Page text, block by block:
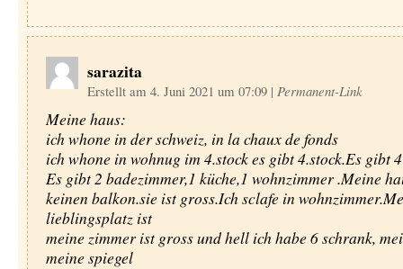
sarazita
Erstellt am 4. Juni 2021 um 07:09 | Permanent-Link
Meine haus:
ich whone in der schweiz, in la chaux de fonds
ich whone in wohnug im 4.stock es gibt 4.stock.Es gibt
Es gibt 2 badezimmer,1 küche,1 wohnzimmer .Meine
keinen balkon.sie ist gross.Ich sclafe in
lieblingsplatz ist
meine zimmer ist gross und hell ich habe 6 schrank,
meine spiegel